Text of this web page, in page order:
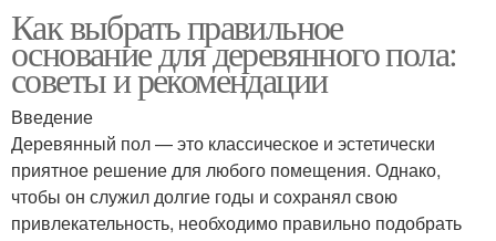
Как выбрать правильное
основание для деревянного пола:
советы и рекомендации
Введение
Деревянный пол — это классическое и эстетически
приятное решение для любого помещения. Однако,
чтобы он служил долгие годы и сохранял свою
привлекательность, необходимо правильно подобрать